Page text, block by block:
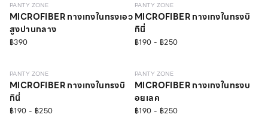
PANTY ZONE
MICROFIBER กางเกงในทรงเอว
สูงปานกลาง
฿390
PANTY ZONE
MICROFIBER กางเกงในทรงบิ
กินี่
฿190 - ฿250
EVERYDAY
PANTY ZONE
MICROFIBER กางเกงในทรงบิ
กินี่
฿190 - ฿250
EVERYDAY
PANTY ZONE
MICROFIBER กางเกงในทรงบ
อยเลค
฿190 - ฿250
EVERYDAY EVERYDAY